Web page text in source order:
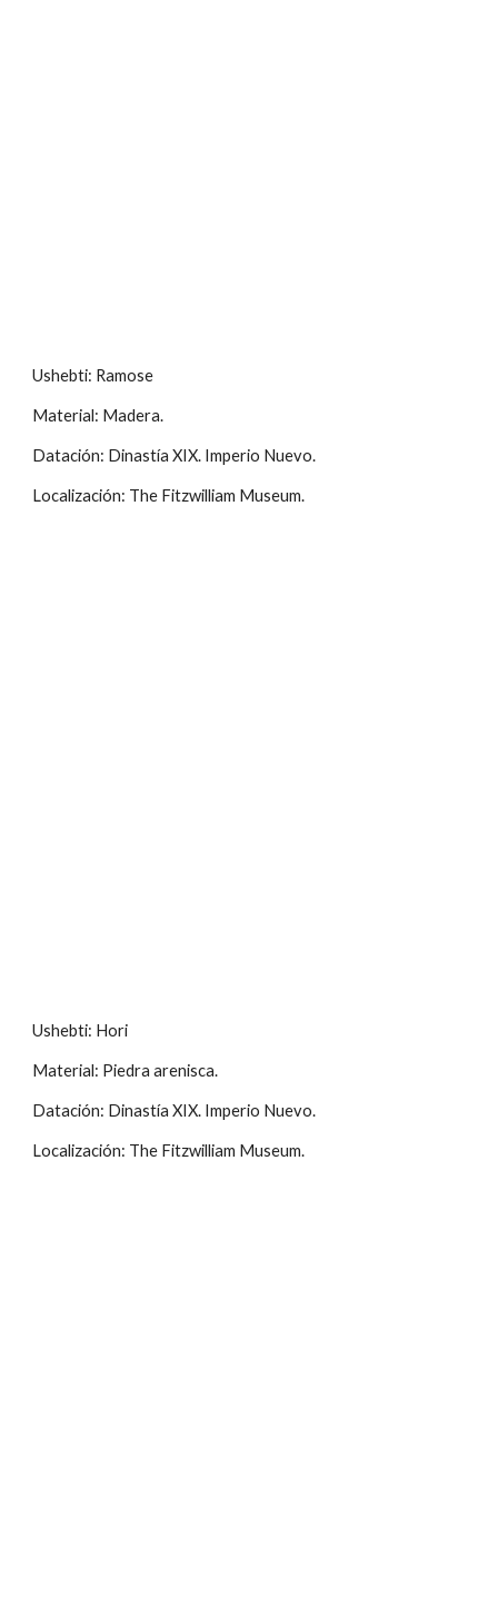
Ushebti: Ramose
Material: Madera.
Datación: Dinastía XIX. Imperio Nuevo.
Localización: The Fitzwilliam Museum.
Ushebti: Hori
Material: Piedra arenisca.
Datación: Dinastía XIX. Imperio Nuevo.
Localización: The Fitzwilliam Museum.